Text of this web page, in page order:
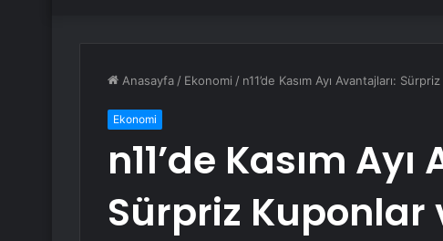
Anasayfa / Ekonomi / n11’de Kasım Ayı Avantajları:
Ekonomi
n11’de Kasım
Sürpriz Kuponlar